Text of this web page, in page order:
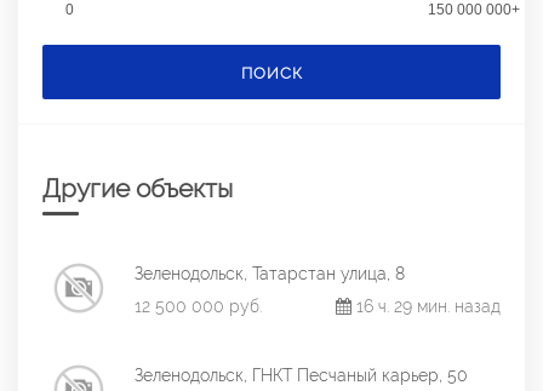
0 150 000 000+
ПОИСК
Другие объекты
Зеленодольск, Татарстан улица, 8
12 500 000 руб.
16 ч. 29 мин. назад
Зеленодольск, ГНКТ Песчаный карьер, 50